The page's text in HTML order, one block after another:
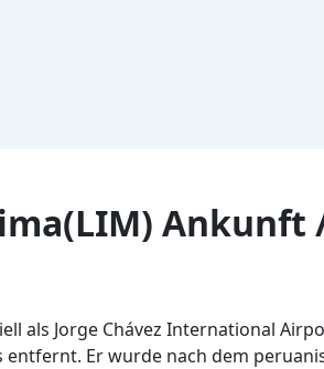
Ankunft
als Jorge Chávez International
Er wurde nach dem